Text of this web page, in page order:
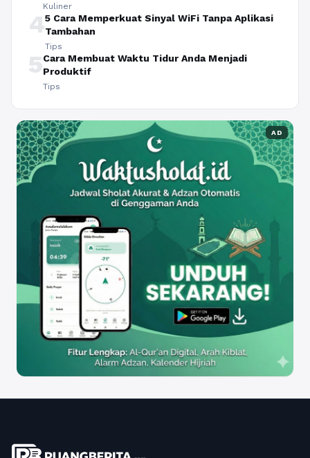
Kuliner
45 Cara Memperkuat Sinyal WiFi Tanpa Aplikasi
Tambahan
Tips
5Cara Membuat Waktu Tidur Anda Menjadi
Produktif
Tips
AD